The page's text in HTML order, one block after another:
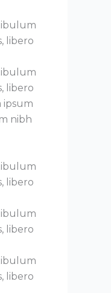
libero
libero
ipsum
nibh
libero
libero
libero